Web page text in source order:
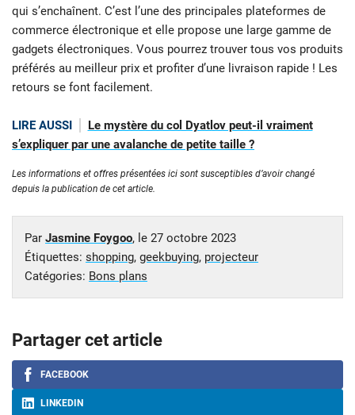
qui s’enchaînent. C’est l’une des principales plateformes de
commerce électronique et elle propose une large gamme de
gadgets électroniques. Vous pourrez trouver tous vos produits
préférés au meilleur prix et profiter d’une livraison rapide ! Les
retours se font facilement.
LIRE AUSSI
Le mystère du col Dyatlov peut-il vraiment
s’expliquer par une avalanche de petite taille ?
Les informations et offres présentées ici sont susceptibles d’avoir changé
depuis la publication de cet article.
Par Jasmine Foygoo, le 27 octobre 2023
Étiquettes: shopping, geekbuying, projecteur
Catégories: Bons plans
Partager cet article
FACEBOOK
LINKEDIN